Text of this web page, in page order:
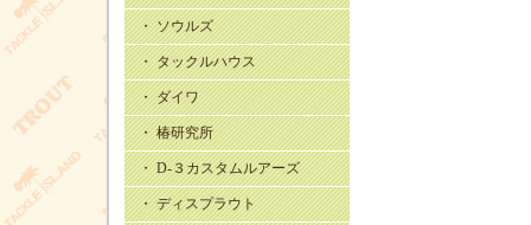
・ ソウルズ
・ タックルハウス
・ ダイワ
・ 椿研究所
・ D-３カスタムルアーズ
・ ディスプラウト